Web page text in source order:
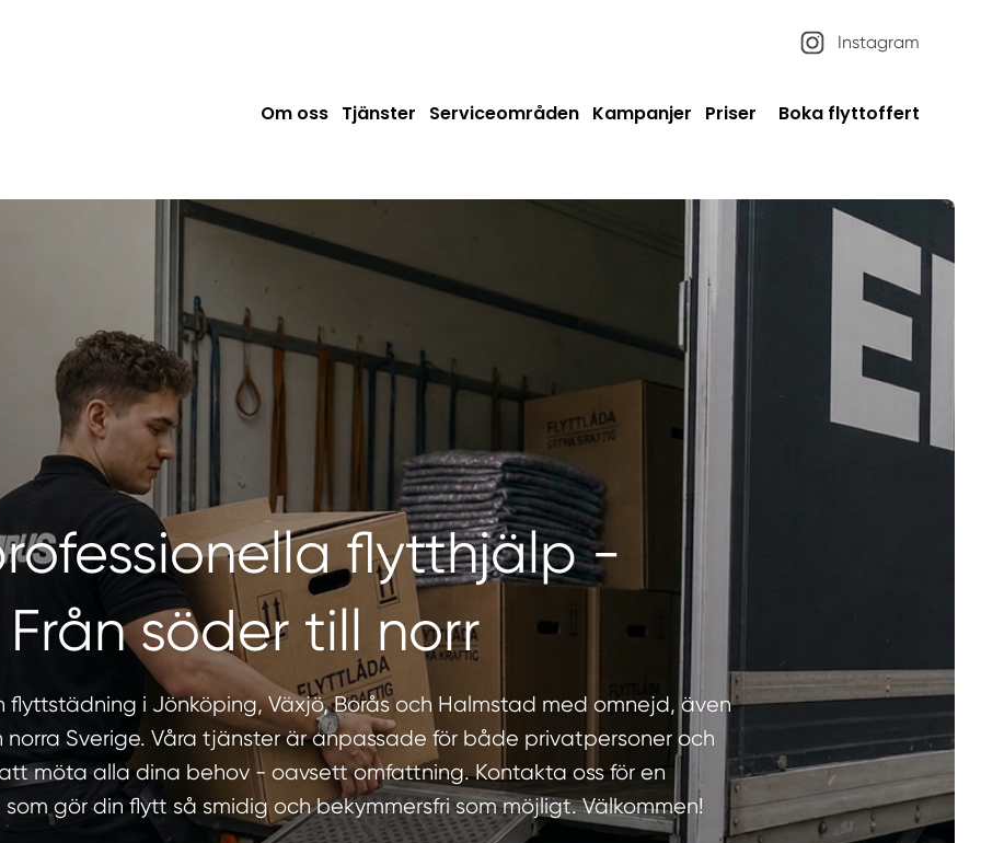
Instagram
Om oss Tjänster Serviceområden Kampanjer Priser Boka flyttoffert
flytthjälp -
Från söder till norr
i Jönköping, Växjö, Borås och Halmstad med omnejd, även
Sverige. Våra tjänster är anpassade för både privatpersoner och
möta alla dina behov - oavsett omfattning. Kontakta oss för en
gör din flytt så smidig och bekymmersfri som möjligt. Välkommen!